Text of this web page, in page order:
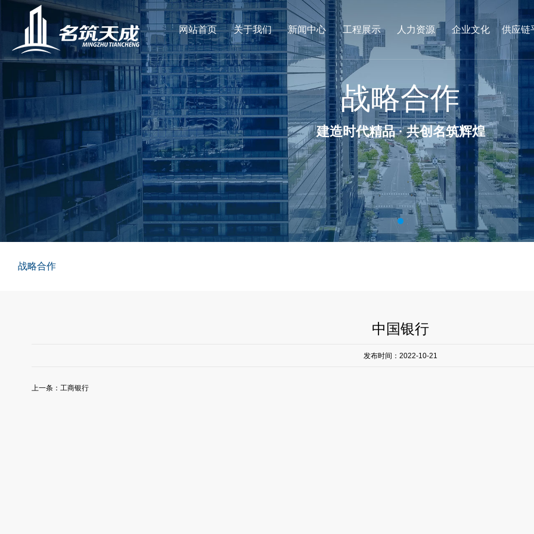
网站首页 关于我们 新闻中心 工程展示 人力资源 企业文化 供应链
战略合作
建造时代精品 · 共创名筑辉煌
战略合作
中国银行
发布时间：2022-10-21
上一条： 工商银行